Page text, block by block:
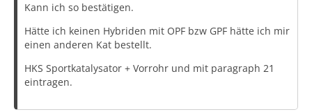
Kann ich so bestätigen.
Hätte ich keinen Hybriden mit OPF bzw GPF hätte ich mir
einen anderen Kat bestellt.
HKS Sportkatalysator + Vorrohr und mit paragraph 21
eintragen.